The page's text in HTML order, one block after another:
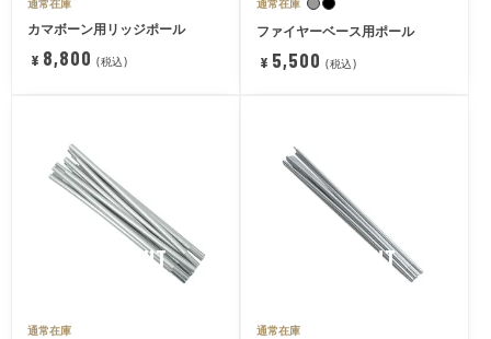
通常在庫
カマボーン用リッジポール
¥ 8,800 税込
通常在庫
ファイヤーベース用ポール
¥ 5,500 税込
通常在庫
SOLDOUT
通常在庫
SOLDOUT